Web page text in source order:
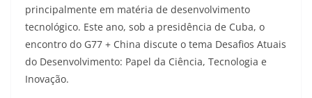
principalmente em matéria de desenvolvimento
tecnológico. Este ano, sob a presidência de Cuba, o
encontro do G77 + China discute o tema Desafios Atuais
do Desenvolvimento: Papel da Ciência, Tecnologia e
Inovação.